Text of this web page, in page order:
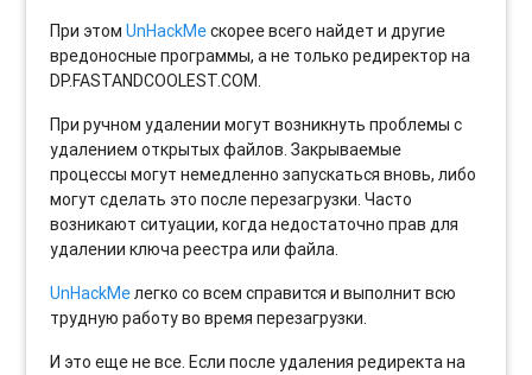
При этомUnHackMeскорее всего найдет и другие
вредоносные программы, а не только редиректор на
DP.FASTANDCOOLEST.COM.
При ручном удалении могут возникнуть проблемы с
удалением открытых файлов. Закрываемые
процессы могут немедленно запускаться вновь, либо
могут сделать это после перезагрузки. Часто
возникают ситуации, когда недостаточно прав для
удалении ключа реестра или файла.
UnHackMeлегко со всем справится и выполнит всю
трудную работу во время перезагрузки.
И это еще не все. Если после удаления редиректа на